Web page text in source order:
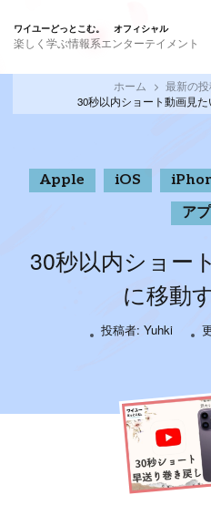
ワイユーどっとこむ。 オフィシャル
楽しく学ぶ情報系エンターテイメント
ホーム 最新の投
30秒以内ショート動画見
Apple iOS
ア
30秒以内ショー
に移動
投稿者: Yuhki